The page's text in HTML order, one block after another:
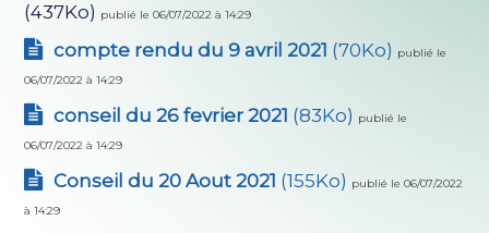
(437Ko) publié le 06/07/2022 à 14:29
compte rendu du 9 avril 2021 (70Ko) publié le
06/07/2022 à 14:29
conseil du 26 fevrier 2021 (83Ko) publié le
06/07/2022 à 14:29
Conseil du 20 Aout 2021 (155Ko) publié le 06/07/2022
à 14:29